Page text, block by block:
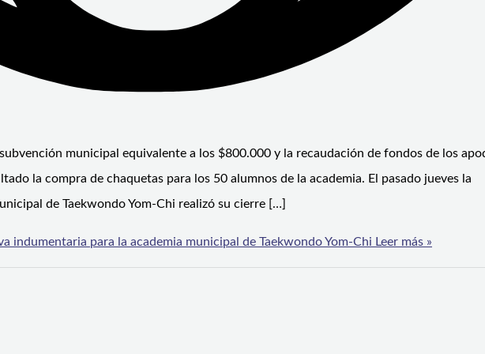
municipal equivalente a los $800.000 y la recaudación de fondos de los
la compra de chaquetas para los 50 alumnos de la academia. El pasado jueves la
de Taekwondo Yom-Chi realizó su cierre […]
indumentaria para la academia municipal de Taekwondo Yom-Chi Leer más »